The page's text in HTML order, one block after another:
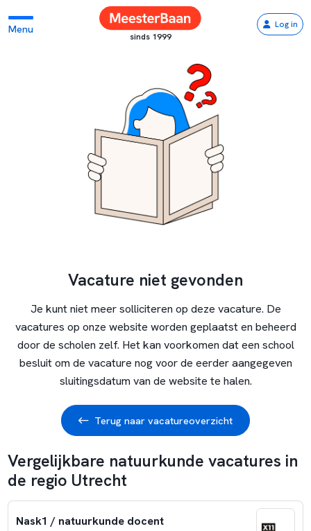
Menu
sinds 1999
Log in
Vacature niet gevonden
Je kunt niet meer solliciteren op deze vacature. De
vacatures op onze website worden geplaatst en beheerd
door de scholen zelf. Het kan voorkomen dat een school
besluit om de vacature nog voor de eerder aangegeven
sluitingsdatum van de website te halen.
Terug naar vacatureoverzicht
Vergelijkbare natuurkunde vacatures in
de regio Utrecht
Nask1 / natuurkunde docent